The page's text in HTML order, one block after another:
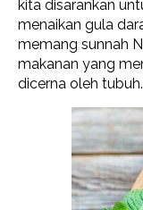
kita disarankan
menaikan gula
memang sunnah
makanan yang
dicerna oleh tubuh.